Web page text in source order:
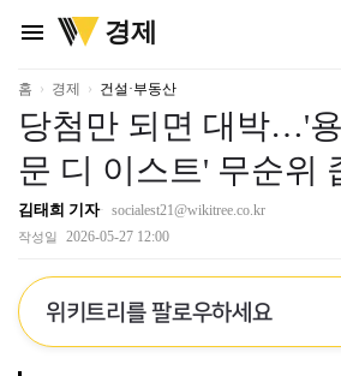
menu
위
키
리
경제
홈 경제 건설·부동산
당첨만 되면 대박…'
문 디 이스트' 무순위
김태희 기자 socialest21@wikitree.co.kr
작성일 2026-05-27 12:00
위키트리를 팔로우하세요